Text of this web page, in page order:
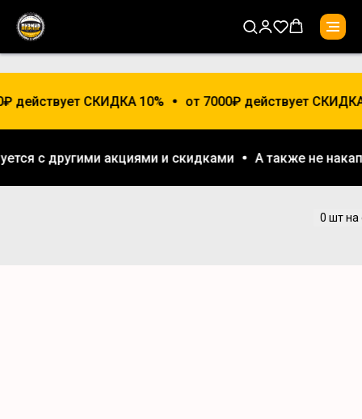
действует СКИДКА 10% от 7000₽ действует СКИДКА
с другими акциями и скидками А также не